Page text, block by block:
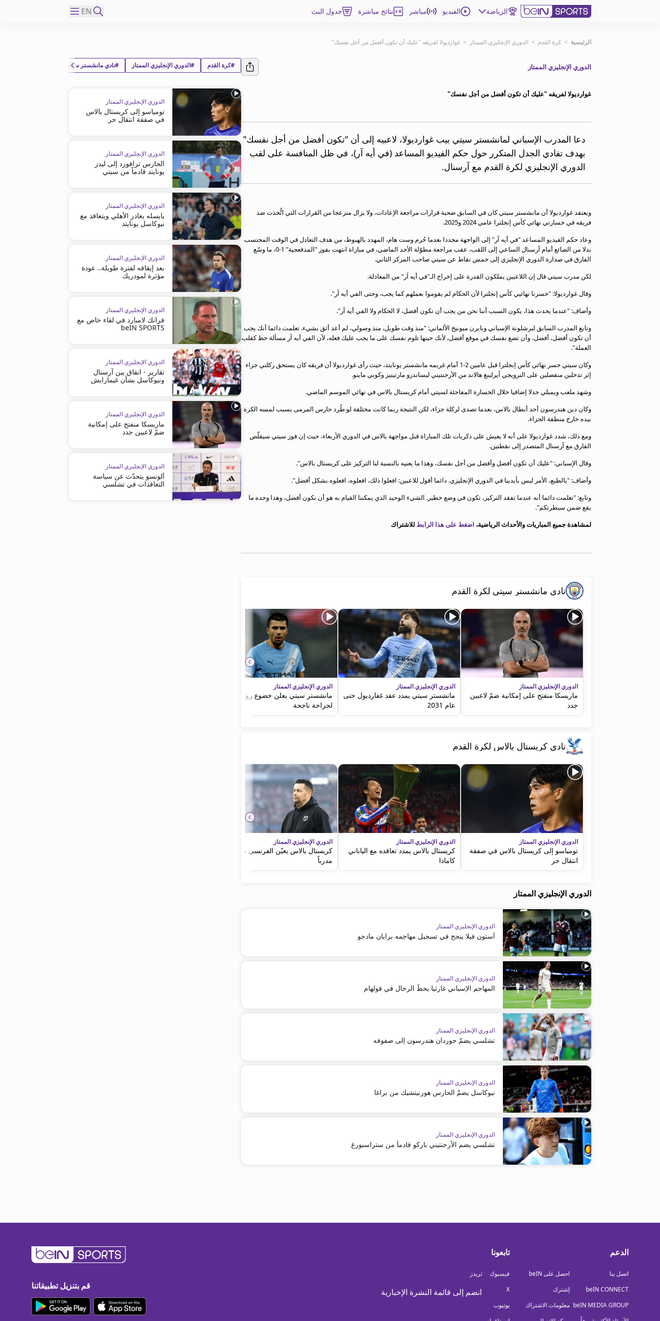
الرياضة الفيديو مباشر نتائج مباشرة جدول البث EN
اشترك
EN
MENA
إدارة التنبيهات
انضم إلى قائمة النشرة الإخبارية
beIN CONNECT
beIN MEDIA GROUP
معلومات عن هذا الموقع
الرئيسية > كرة القدم > الدوري الإنجليزي الممتاز > غوارديولا لفريقه "عليك أن تكون أفضل من أجل نفسك"
الدوري الإنجليزي الممتاز
غوارديولا لفريقه "عليك أن تكون أفضل من أجل نفسك"
دعا المدرب الإسباني لمانشستر سيتي بيب غوارديولا، لاعبيه إلى أن "تكون أفضل من أجل نفسك"
بهدف تفادي الجدل المتكرر حول حكم الفيديو المساعد (في أيه آر)، في ظل المنافسة على لقب
الدوري الإنجليزي لكرة القدم مع آرسنال.
ويعتقد غوارديولا أن مانشستر سيتي كان في السابق ضحية قرارات مراجعة الإعادات، ولا يزال منزعجا من القرارات التي اتُّخذت ضد
فريقه في خسارتي نهائي كأس إنجلترا عامي 2024 و2025.
وعاد حكم الفيديو المساعد "في أيه آر" إلى الواجهة مجددا بعدما حُرم وست هام، المهدد بالهبوط، من هدف التعادل في الوقت المحتسب
بدلا من الضائع أمام آرسنال الساعي إلى اللقب، عقب مراجعة مطوّلة الأحد الماضي، في مباراة انتهت بفوز "المدفعجية" 1-0، ما وسّع
الفارق في صدارة الدوري الإنجليزي إلى خمس نقاط عن سيتي صاحب المركز الثاني.
لكن مدرب سيتي قال إن اللاعبين يملكون القدرة على إخراج الـ"في أيه آر" من المعادلة.
وقال غوارديولا: "خسرنا نهائيي كأس إنجلترا لأن الحكام لم يقوموا بعملهم كما يجب، وحتى الفي أيه آر".
وأضاف: "عندما يحدث هذا، يكون السبب أننا نحن من يجب أن نكون أفضل، لا الحكام ولا الفي أيه آر".
وتابع المدرب السابق لبرشلونة الإسباني وبايرن ميونيخ الألماني: "منذ وقت طويل، منذ وصولي، لم أعد أثق بشيء. تعلمت دائما أنك يجب
أن تكون أفضل، أفضل، وأن تضع نفسك في موقع أفضل، لأنك حينها تلوم نفسك على ما يجب عليك فعله، لأن الفي أيه آر مسألة حظ كقلب
العملة".
وكان سيتي خسر نهائي كأس إنجلترا قبل عامين 2-1 أمام غريمه مانشستر يونايتد، حيث رأى غوارديولا أن فريقه كان يستحق ركلتي جزاء
إثر تدخلين منفصلين على النرويجي آيرلينغ هالاند من الأرجنتيني ليساندرو مارتينيز وكوبي ماينو.
وشهد ملعب ويمبلي جدلا إضافيا خلال الخسارة المفاجئة لسيتي أمام كريستال بالاس في نهائي الموسم الماضي.
وكان دين هندرسون أحد أبطال بالاس، بعدما تصدى لركلة جزاء، لكن النتيجة ربما كانت مختلفة لو طُرد حارس المرمى بسبب لمسه الكرة
بيده خارج منطقة الجزاء.
ومع ذلك، شدد غوارديولا على أنه لا يعيش على ذكريات تلك المباراة قبل مواجهة بالاس في الدوري الأربعاء، حيث إن فوز سيتي سيقلّص
الفارق مع آرسنال المتصدر إلى نقطتين.
وقال الإسباني: "عليك أن تكون أفضل وأفضل من أجل نفسك، وهذا ما يعنيه بالنسبة لنا التركيز على كريستال بالاس".
وأضاف: "بالطبع، الأمر ليس بأيدينا في الدوري الإنجليزي. دائما أقول للاعبين: افعلوا ذلك، افعلوه، افعلوه بشكل أفضل".
وتابع: "تعلمت دائما أنه عندما تفقد التركيز، تكون في وضع خطير. الشيء الوحيد الذي يمكننا القيام به هو أن نكون أفضل، وهذا وحده ما
يقع ضمن سيطرتكم".
لمشاهدة جميع المباريات والأحداث الرياضية، اضغط على هذا الرابط للاشتراك
نادي مانشستر سيتي لكرة القدم
الدوري الإنجليزي الممتاز
ماريسكا منفتح على إمكانية ضمّ لاعبين
جدد
الدوري الإنجليزي الممتاز
مانشستر سيتي يمدد عقد غفارديول حتى
عام 2031
الدوري الإنجليزي الممتاز
مانشستر سيتي يعلن خضوع رودري
لجراحة ناجحة
نادي كريستال بالاس لكرة القدم
الدوري الإنجليزي الممتاز
تومياسو إلى كريستال بالاس في صفقة
انتقال حر
الدوري الإنجليزي الممتاز
كريستال بالاس يمدد تعاقده مع الياباني
كامادا
الدوري الإنجليزي الممتاز
كريستال بالاس يعيّن الفرنسي ساج
مدرباً
الدوري الإنجليزي الممتاز
الدوري الإنجليزي الممتاز
أستون فيلا ينجح في تسجيل مهاجمه برايان مادجو
الدوري الإنجليزي الممتاز
المهاجم الإسباني غارثيا يحطّ الرحال في فولهام
الدوري الإنجليزي الممتاز
تشلسي يضمّ جوردان هندرسون إلى صفوفه
الدوري الإنجليزي الممتاز
نيوكاسل يضمّ الحارس هورنيتشيك من براغا
الدوري الإنجليزي الممتاز
تشلسي يضم الأرجنتيني باركو قادماً من ستراسبورغ
#كرة القدم #الدوري الإنجليزي الممتاز #نادي مانشستر سيتي لكرة القدم
الدوري الإنجليزي الممتاز
تومياسو إلى كريستال بالاس
في صفقة انتقال حر
الدوري الإنجليزي الممتاز
الحارس ترافورد إلى ليدز
يونايتد قادماً من سيتي
الدوري الإنجليزي الممتاز
يايسله يغادر الأهلي ويتعاقد مع
نيوكاسل يونايتد
الدوري الإنجليزي الممتاز
بعد إيقافه لفترة طويلة.. عودة
مؤثرة لمودريك
الدوري الإنجليزي الممتاز
فرانك لامبارد في لقاء خاص مع
beIN SPORTS
الدوري الإنجليزي الممتاز
تقارير - اتفاق بين آرسنال
ونيوكاسل بشأن غيمارايش
الدوري الإنجليزي الممتاز
ماريسكا منفتح على إمكانية
ضمّ لاعبين جدد
الدوري الإنجليزي الممتاز
ألونسو يتحدّث عن سياسة
التعاقدات في تشلسي
الدعم
اتصل بنا
beIN CONNECT
beIN MEDIA GROUP
احصل على beIN
إشترك
معلومات الاشتراك
تابعونا
فيسبوك
X
يوتيوب
ثريدز
انضم إلى قائمة النشرة الإخبارية
قم بتنزيل تطبيقاتنا